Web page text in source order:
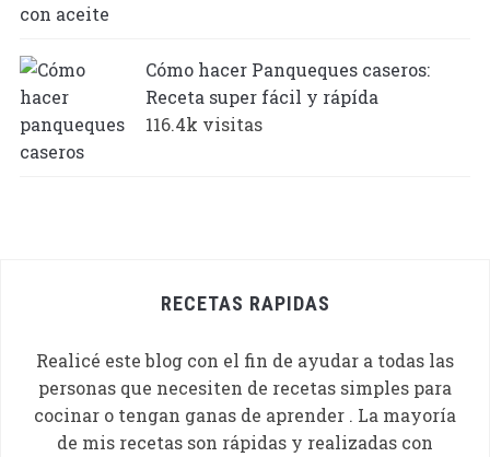
Cómo hacer Panqueques caseros:
Receta super fácil y rápída
116.4k visitas
RECETAS RAPIDAS
Realicé este blog con el fin de ayudar a todas las
personas que necesiten de recetas simples para
cocinar o tengan ganas de aprender . La mayoría
de mis recetas son rápidas y realizadas con